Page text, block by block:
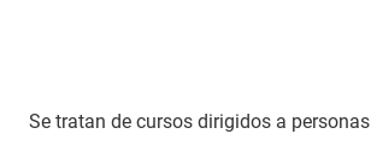
Se tratan de cursos dirigidos a personas